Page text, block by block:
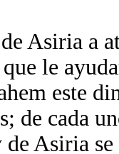
Asiria a
le
este
de cada
Asiria